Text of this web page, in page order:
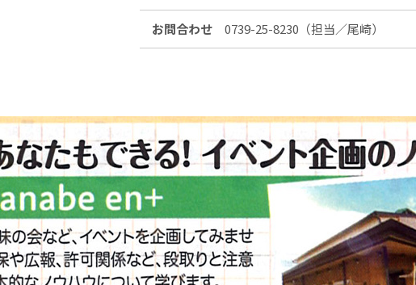
お問合わせ 0739-25-8230（担当／尾崎）